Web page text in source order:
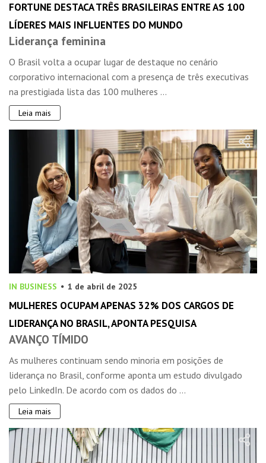
FORTUNE DESTACA TRÊS BRASILEIRAS ENTRE AS 100
LÍDERES MAIS INFLUENTES DO MUNDO
Liderança feminina
O Brasil volta a ocupar lugar de destaque no cenário
corporativo internacional com a presença de três executivas
na prestigiada lista das 100 mulheres ...
Leia mais
IN BUSINESS 1 de abril de 2025
MULHERES OCUPAM APENAS 32% DOS CARGOS DE
LIDERANÇA NO BRASIL, APONTA PESQUISA
AVANÇO TÍMIDO
As mulheres continuam sendo minoria em posições de
liderança no Brasil, conforme aponta um estudo divulgado
pelo LinkedIn. De acordo com os dados do ...
Leia mais